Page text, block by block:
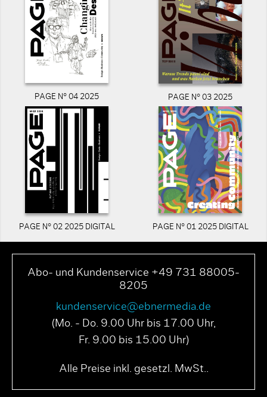
PAGE N° 04 2025 PAGE N° 03 2025
PAGE N° 02 2025 DIGITAL PAGE N° 01 2025 DIGITAL
Abo- und Kundenservice +49 731 88005-
8205
kundenservice@ebnermedia.de
(Mo. - Do. 9.00 Uhr bis 17.00 Uhr,
Fr. 9.00 bis 15.00 Uhr)
Alle Preise inkl. gesetzl. MwSt..